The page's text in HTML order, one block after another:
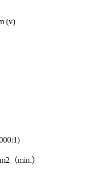
(v)
（min.）